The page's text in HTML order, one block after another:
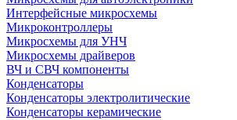
Интерфейсные микросхемы
Микроконтроллеры
Микросхемы для УНЧ
Микросхемы драйверов
ВЧ и СВЧ компоненты
Конденсаторы
Конденсаторы электролитические
Конденсаторы керамические